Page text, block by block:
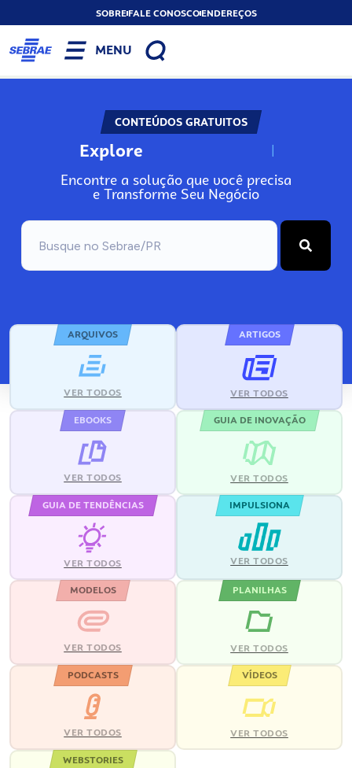
SOBREFALE CONOSCOENDEREÇOS
MENU
CONTEÚDOS GRATUITOS
Explore N
Encontre a solução que você precisa
e Transforme Seu Negócio
ARQUIVOS
VER TODOS
ARTIGOS
VER TODOS
EBOOKS
VER TODOS
GUIA DE INOVAÇÃO
VER TODOS
GUIA DE TENDÊNCIAS
VER TODOS
IMPULSIONA
VER TODOS
MODELOS
VER TODOS
PLANILHAS
VER TODOS
PODCASTS
VER TODOS
VÍDEOS
VER TODOS
WEBSTORIES